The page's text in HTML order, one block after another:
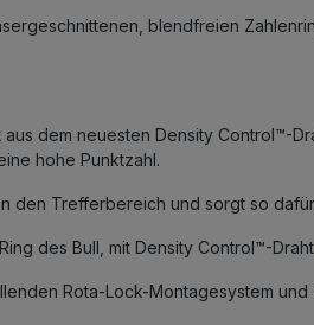
blendfreien
dem neuesten Density Control™-
hohe Punktzahl.
den Trefferbereich und sorgt so
des Bull, mit Density Control™-
Rota-Lock-Montagesystem